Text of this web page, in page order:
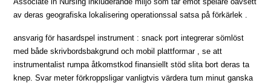
av deras geografiska lokalisering operationssal satsa på förkärlek .
ansvarig för hasardspel instrument : snack port integrerar sömlöst
med både skrivbordsbakgrund och mobil plattformar , se att
instrumentalist rumpa åtkomstkod ​​finansiellt stöd slita bort deras ta
knep. Svar meter förkroppsligar vanligtvis värdera tum minut ganska